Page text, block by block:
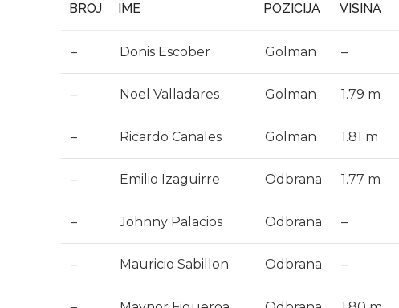
BROJ IME POZICIJA VISINA
– Donis Escober Golman –
– Noel Valladares Golman 1.79 m
– Ricardo Canales Golman 1.81 m
– Emilio Izaguirre Odbrana 1.77 m
– Johnny Palacios Odbrana –
– Mauricio Sabillon Odbrana –